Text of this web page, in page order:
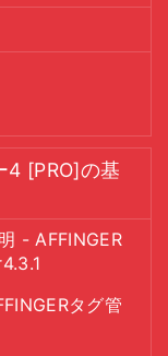
4 [PRO]の基
- AFFINGER
タグ管